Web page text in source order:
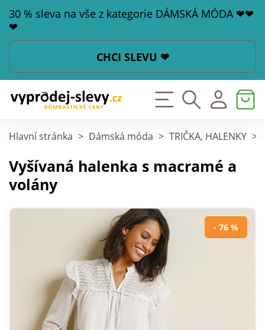
30 % sleva na vše z kategorie DÁMSKÁ MÓDA ❤❤
❤
CHCI SLEVU ❤
Hlavní stránka > Dámská móda > TRIČKA, HALENKY >
Vyšívaná halenka s macramé a
volány
- 76 %